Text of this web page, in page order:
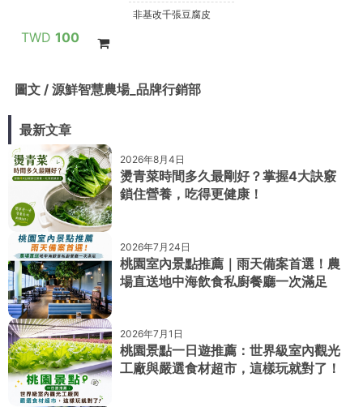
100
非基改千張豆腐皮
圖文 / 源鮮智慧農場_品牌行銷部
最新文章
2026年8月4日
燙青菜時間多久最剛好？掌握4大訣竅
鎖住營養，吃得更健康！
2026年7月24日
桃園室內景點推薦｜雨天備案首選！農
場直送地中海飲食私廚餐廳一次滿足
2026年7月1日
桃園景點一日遊推薦：世界級室內觀光
工廠與嚴選食材超市，這樣玩就對了！